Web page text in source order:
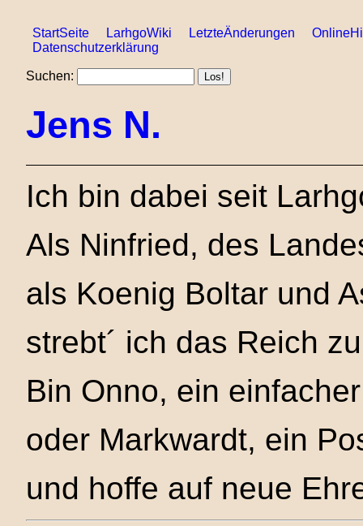
StartSeite LarhgoWiki LetzteÄnderungen
Datenschutzerklärung
Suchen:
Jens N.
Ich bin dabei seit
Als Ninfried, des
als Koenig Boltar und
strebt´ ich das Reich
Bin Onno, ein
oder Markwardt, ein
und hoffe auf neue